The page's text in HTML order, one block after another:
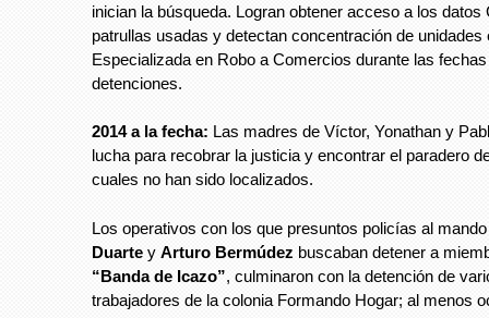
inician la búsqueda. Logran obtener acceso a los datos
patrullas usadas y detectan concentración de unidades
Especializada en Robo a Comercios durante las
detenciones.
2014 a la fecha: Las madres de Víctor, Yonathan y
lucha para recobrar la justicia y encontrar el paradero
cuales no han sido localizados.
Los operativos con los que presuntos policías al
Duarte y Arturo Bermúdez buscaban detener a
“Banda de Icazo”, culminaron con la detención de
trabajadores de la colonia Formando Hogar; al menos